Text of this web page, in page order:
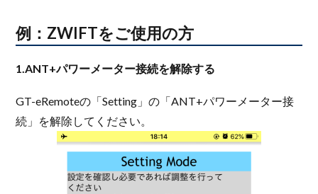
例：ZWIFTをご使用の方
1.ANT+パワーメーター接続を解除する
GT-eRemoteの「Setting」の「ANT+パワーメーター接
続」を解除してください。